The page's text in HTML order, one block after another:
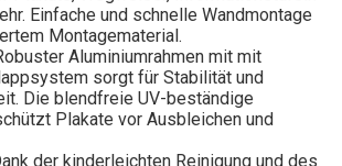
Einfache und schnelle Wandmontage
Montagematerial.
Aluminiumrahmen mit mit
sorgt für Stabilität und
Die blendfreie UV-beständige
Plakate vor Ausbleichen und
der kinderleichten Reinigung und des